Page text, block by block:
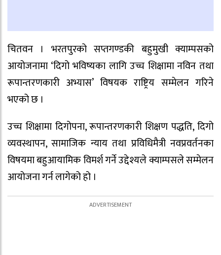
चितवन । भरतपुरको सप्तगण्डकी बहुमुखी क्याम्पसको
आयोजनामा ‘दिगो भविष्यका लागि उच्च शिक्षामा नविन तथा
रूपान्तरणकारी अभ्यास’ विषयक राष्ट्रिय सम्मेलन गरिने
भएको छ ।
उच्च शिक्षामा दिगोपना, रूपान्तरणकारी शिक्षण पद्धति, दिगो
व्यवस्थापन, सामाजिक न्याय तथा प्रविधिमैत्री नवप्रवर्तनका
विषयमा बहुआयामिक विमर्श गर्ने उद्देश्यले क्याम्पसले सम्मेलन
आयोजना गर्न लागेको हो ।